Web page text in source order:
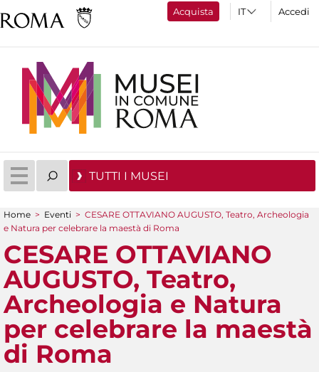
Acquista Accedi
TUTTI I MUSEI
Tu sei qui
Home > Eventi > CESARE OTTAVIANO AUGUSTO, Teatro, Archeologia
e Natura per celebrare la maestà di Roma
CESARE OTTAVIANO
AUGUSTO, Teatro,
Archeologia e Natura
per celebrare la maestà
di Roma